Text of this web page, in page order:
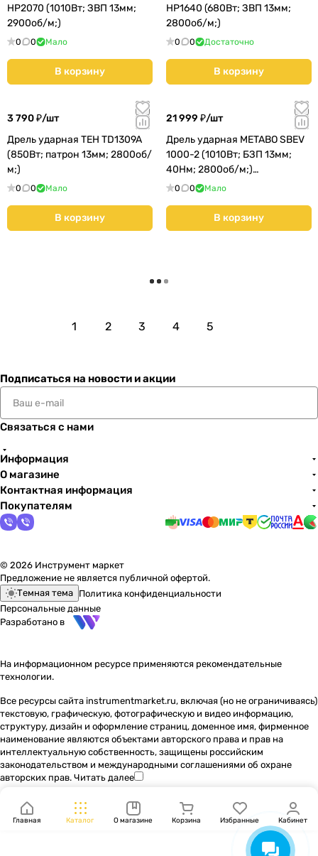
HP2070 (1010Вт; ЗВП 13мм;
2900об/м;)
0 0 Мало
В корзину
HP1640 (680Вт; ЗВП 13мм;
2800об/м;)
0 0 Достаточно
В корзину
3 790 ₽/шт
Дрель ударная TEH TD1309A
(850Вт; патрон 13мм; 2800об/
м;)
0 0 Мало
В корзину
21 999 ₽/шт
Дрель ударная METABO SBEV
1000-2 (1010Вт; БЗП 13мм;
40Нм; 2800об/м;)
(600783500)
0 0 Мало
В корзину
Загрузить еще
1 2 3 4 5
Подписаться на новости и акции
Связаться с нами
Информация
О магазине
Контактная информация
Покупателям
© 2026 Инструмент маркет
Предложение не является публичной офертой.
Темная тема Политика конфиденциальности
Персональные данные
Разработано в
На информационном ресурсе применяются рекомендательные
технологии.
Все ресурсы сайта instrumentmarket.ru, включая (но не ограничиваясь)
текстовую, графическую, фотографическую и видео информацию,
структуру, дизайн и оформление страниц, доменное имя, фирменное
наименование являются объектами авторского права и прав на
интеллектуальную собственность, защищены российским
законодательством и международными соглашениями об охране
авторских прав. Читать далее
Главная Каталог О магазине Корзина Избранные Кабинет